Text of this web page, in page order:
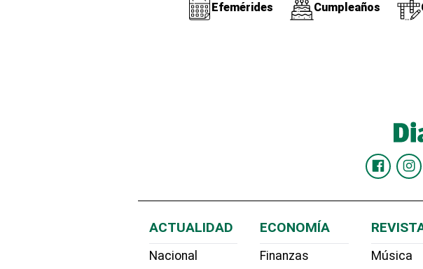
Efemérides Cumpleaños
ACTUALIDAD
Nacional
ECONOMÍA
Finanzas
Música